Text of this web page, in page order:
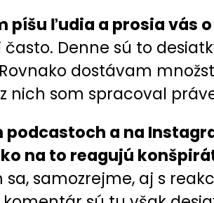
píšu ľudia a prosia vás
často. Denne sú to
dostávam
nich som spracoval
podcastoch a na
na to reagujú
samozrejme, aj s